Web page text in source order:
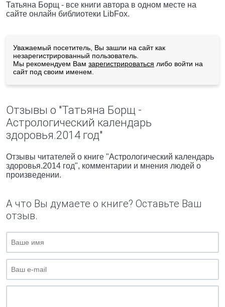
Татьяна Борщ - все книги автора в одном месте на
сайте онлайн библиотеки LibFox.
Уважаемый посетитель, Вы зашли на сайт как
незарегистрированный пользователь.
Мы рекомендуем Вам зарегистрироваться либо войти на
сайт под своим именем.
Отзывы о "Татьяна Борщ -
Астрологический календарь
здоровья.2014 год"
Отзывы читателей о книге "Астрологический календарь
здоровья.2014 год", комментарии и мнения людей о
произведении.
А что Вы думаете о книге? Оставьте Ваш
отзыв.